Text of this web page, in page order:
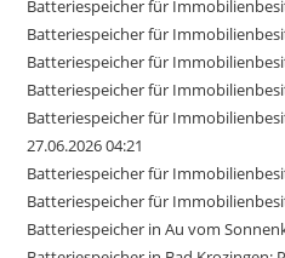
Batteriespeicher für
Batteriespeicher für
Batteriespeicher für
Batteriespeicher für
Batteriespeicher für
27.06.2026 04:21
Batteriespeicher für
Batteriespeicher für
Batteriespeicher in Au vom